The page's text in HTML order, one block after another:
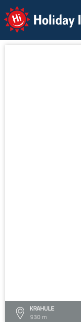
Holiday Info
KRAHULE
930 m